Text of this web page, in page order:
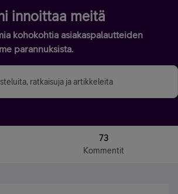
innoittaa meitä
kohokohtia asiakaspalautteiden
parannuksista.
73
Kommentit